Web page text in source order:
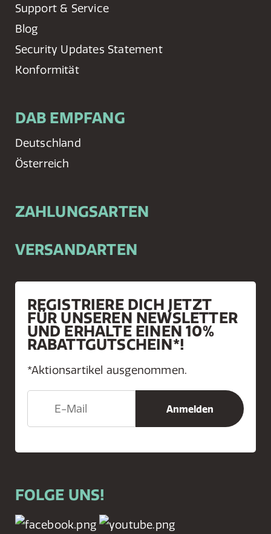
Support & Service
Blog
Security Updates Statement
Konformität
DAB EMPFANG
Deutschland
Österreich
ZAHLUNGSARTEN
VERSANDARTEN
REGISTRIERE DICH JETZT
FÜR UNSEREN NEWSLETTER
UND ERHALTE EINEN 10%
RABATTGUTSCHEIN*!
*Aktionsartikel ausgenommen.
FOLGE UNS!